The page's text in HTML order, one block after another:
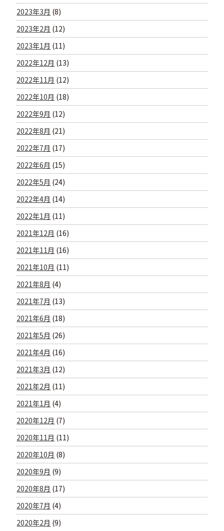
2023年3月 (8)
2023年2月 (12)
2023年1月 (11)
2022年12月 (13)
2022年11月 (12)
2022年10月 (18)
2022年9月 (12)
2022年8月 (21)
2022年7月 (17)
2022年6月 (15)
2022年5月 (24)
2022年4月 (14)
2022年1月 (11)
2021年12月 (16)
2021年11月 (16)
2021年10月 (11)
2021年8月 (4)
2021年7月 (13)
2021年6月 (18)
2021年5月 (26)
2021年4月 (16)
2021年3月 (12)
2021年2月 (11)
2021年1月 (4)
2020年12月 (7)
2020年11月 (11)
2020年10月 (8)
2020年9月 (9)
2020年8月 (17)
2020年7月 (4)
2020年2月 (9)